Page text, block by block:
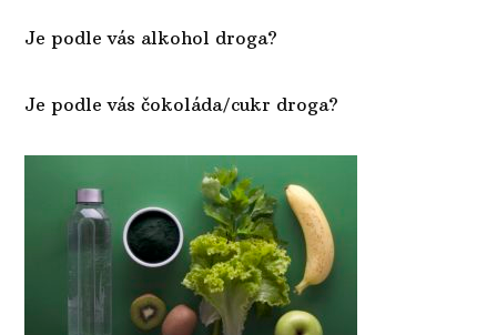
Je podle vás alkohol droga?
Je podle vás čokoláda/cukr droga?